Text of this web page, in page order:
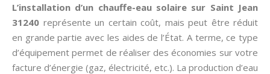
L’installation d’un chauffe-eau solaire sur Saint Jean
31240 représente un certain coût, mais peut être réduit
en grande partie avec les aides de l’État. A terme, ce type
d’équipement permet de réaliser des économies sur votre
facture d’énergie (gaz, électricité, etc.). La production d’eau